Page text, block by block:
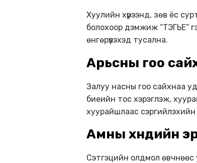
Хуулийн хүрээнд, зөв ёс
болохоор дэмжиж “ТЭГЬЕ”
өнгөрүүлэхэд тусална.
Арьсны гоо
Залуу насны гоо сайхнаа
биеийн тос хэрэглэж,
хуурайшлаас
Амны хөндийн
Сэтгэцийн олдмол өвчнөөс